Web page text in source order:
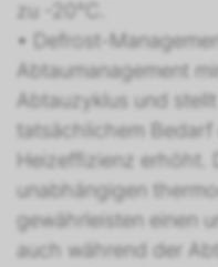
zu -20°C.
• Defrost-
Abtaumanagement
Abtauzyklus und
tatsächlichem
Heizeffizienz erhöht.
unabhängigen
gewährleisten einen
auch während der